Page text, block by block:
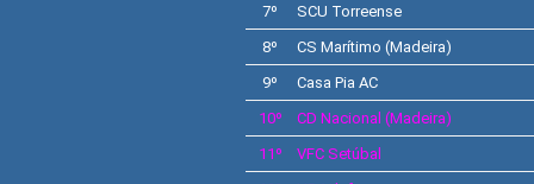
7º
SCU Torreense
8º
CS Marítimo (Madeira)
9º
Casa Pia AC
10º
CD Nacional (Madeira)
11º
VFC Setúbal